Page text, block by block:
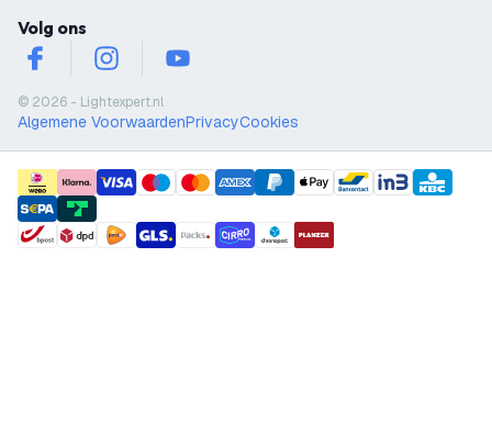
Volg ons
facebookinstagramyoutube
© 2026 - Lightexpert.nl
Algemene VoorwaardenPrivacyCookies
payment methods
shipment methods